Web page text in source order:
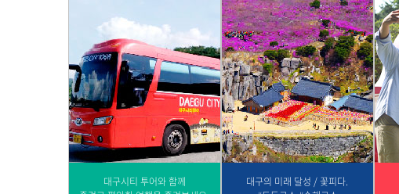
대구시티 투어와 함께
대구의 미래 달성 / 꽃피다.